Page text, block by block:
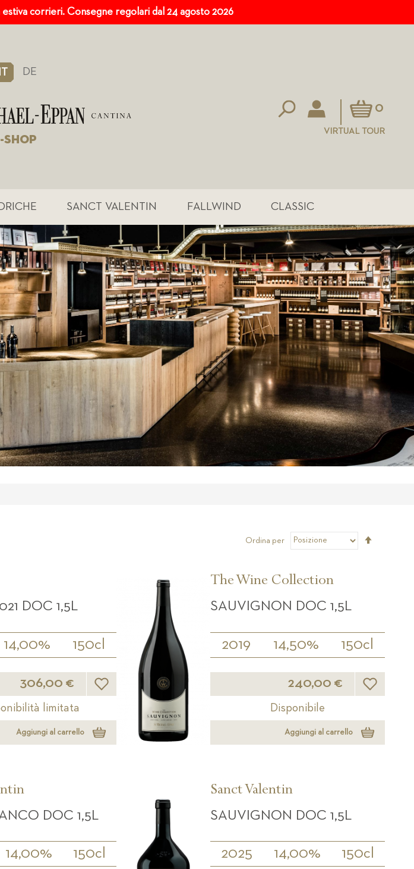
corrieri. Consegne regolari dal 24 agosto 2026
IT DE
SHOP
Carrello0
VIRTUAL TOUR
SANCT VALENTIN FALLWIND CLASSIC
Ordina per
DOC 1,5L
14,00% 150cl
306,00 € Lista desideri
limitata
Aggiungi al carrello
The Wine Collection
SAUVIGNON DOC 1,5L
2019 14,50% 150cl
240,00 €
Disponibile
Aggiungi al carrello
DOC 1,5L
14,00% 150cl
Sanct Valentin
SAUVIGNON DOC 1,5L
2025 14,00% 150cl